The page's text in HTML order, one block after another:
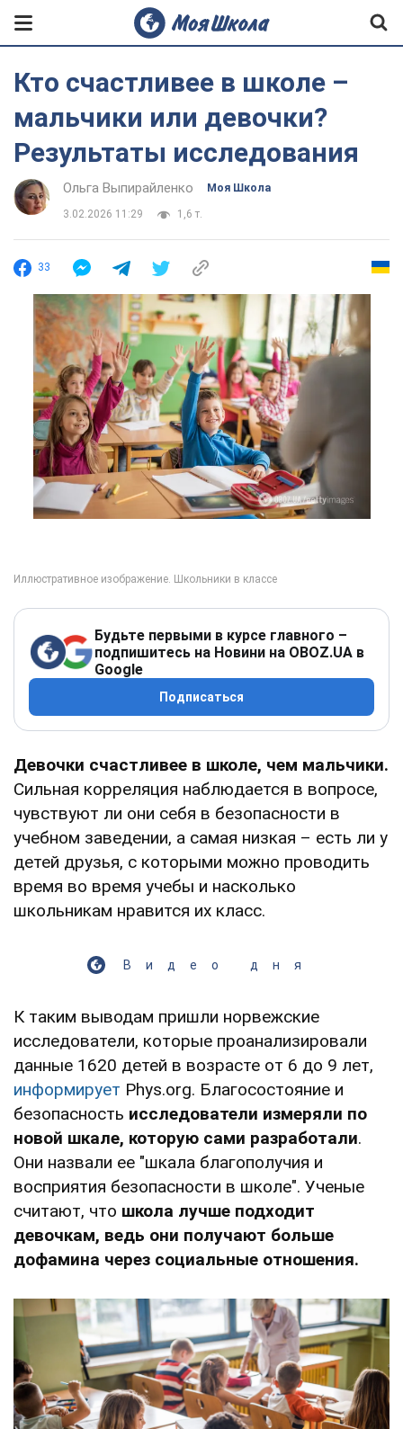
Кто счастливее в школе –
мальчики или девочки?
Результаты исследования
Ольга Выпирайленко Моя Школа
3.02.2026 11:29 1,6 т.
33
Будьте первыми в курсе главного –
подпишитесь на Новини на OBOZ.UA в
Google
Подписаться
Девочки счастливее в школе, чем мальчики.
Сильная корреляция наблюдается в вопросе,
чувствуют ли они себя в безопасности в
учебном заведении, а самая низкая – есть ли у
детей друзья, с которыми можно проводить
время во время учебы и насколько
школьникам нравится их класс.
Видео дня
К таким выводам пришли норвежские
исследователи, которые проанализировали
данные 1620 детей в возрасте от 6 до 9 лет,
информирует Рhys.org. Благосостояние и
безопасность исследователи измеряли по
новой шкале, которую сами разработали.
Они назвали ее "шкала благополучия и
восприятия безопасности в школе". Ученые
считают, что школа лучше подходит
девочкам, ведь они получают больше
дофамина через социальные отношения.